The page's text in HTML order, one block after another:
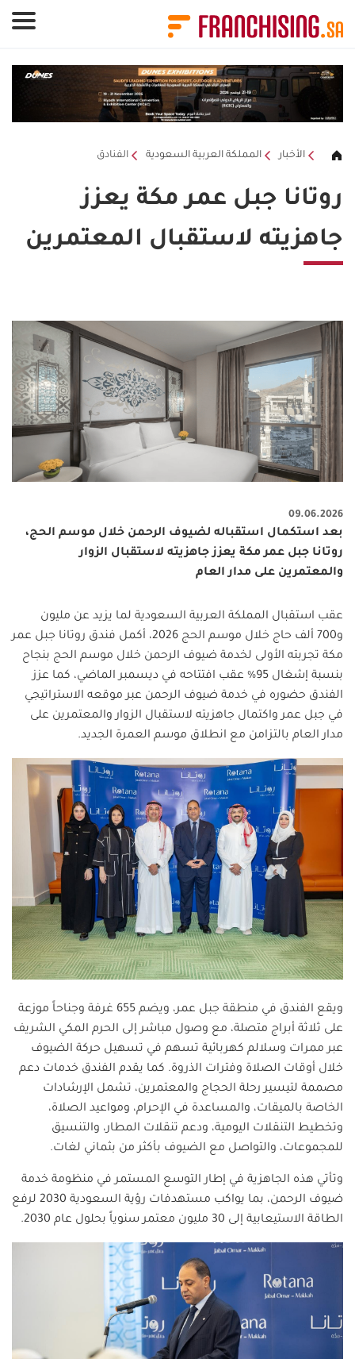
الأخبار المملكة العربية السعودية الفنادق
روتانا جبل عمر مكة يعزز
جاهزيته لاستقبال المعتمرين
09.06.2026
بعد استكمال استقباله لضيوف الرحمن خلال موسم الحج،
روتانا جبل عمر مكة يعزز جاهزيته لاستقبال الزوار
والمعتمرين على مدار العام
عقب استقبال المملكة العربية السعودية لما يزيد عن مليون
و700 ألف حاج خلال موسم الحج 2026، أكمل فندق روتانا جبل عمر
مكة تجربته الأولى لخدمة ضيوف الرحمن خلال موسم الحج بنجاح
بنسبة إشغال 95% عقب افتتاحه في ديسمبر الماضي، كما عزز
الفندق حضوره في خدمة ضيوف الرحمن عبر موقعه الاستراتيجي
في جبل عمر واكتمال جاهزيته لاستقبال الزوار والمعتمرين على
مدار العام بالتزامن مع انطلاق موسم العمرة الجديد.
ويقع الفندق في منطقة جبل عمر، ويضم 655 غرفة وجناحاً موزعة
على ثلاثة أبراج متصلة، مع وصول مباشر إلى الحرم المكي الشريف
عبر ممرات وسلالم كهربائية تسهم في تسهيل حركة الضيوف
خلال أوقات الصلاة وفترات الذروة. كما يقدم الفندق خدمات دعم
مصممة لتيسير رحلة الحجاج والمعتمرين، تشمل الإرشادات
الخاصة بالميقات، والمساعدة في الإحرام، ومواعيد الصلاة،
وتخطيط التنقلات اليومية، ودعم تنقلات المطار، والتنسيق
للمجموعات، والتواصل مع الضيوف بأكثر من بثماني لغات.
وتأتي هذه الجاهزية في إطار التوسع المستمر في منظومة خدمة
ضيوف الرحمن، بما يواكب مستهدفات رؤية السعودية 2030 لرفع
الطاقة الاستيعابية إلى 30 مليون معتمر سنوياً بحلول عام 2030.
لوحة إدارة ملفات تعريف الارتباط